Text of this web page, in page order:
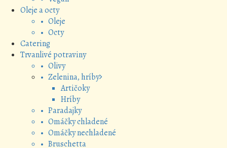
Oleje a octy
• Oleje
• Octy
Catering
Trvanlivé potraviny
• Olivy
• Zelenina, hríby
Artičoky
Hríby
• Paradajky
• Omáčky chladené
• Omáčky nechladené
• Bruschetta